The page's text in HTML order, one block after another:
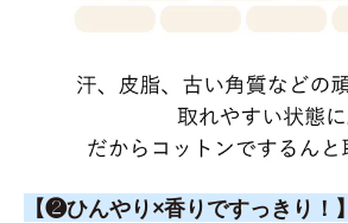
【❷ひんやり×香りですっきり！】